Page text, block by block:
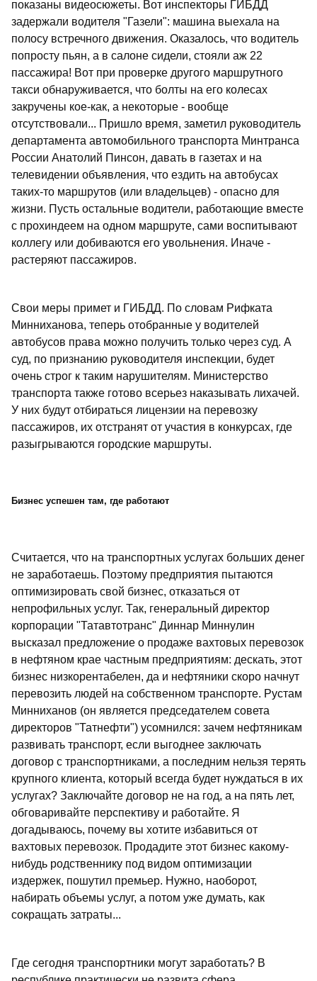
показаны видеосюжеты. Вот инспекторы ГИБДД
задержали водителя "Газели": машина выехала на
полосу встречного движения. Оказалось, что водитель
попросту пьян, а в салоне сидели, стояли аж 22
пассажира! Вот при проверке другого маршрутного
такси обнаруживается, что болты на его колесах
закручены кое-как, а некоторые - вообще
отсутствовали... Пришло время, заметил руководитель
департамента автомобильного транспорта Минтранса
России Анатолий Пинсон, давать в газетах и на
телевидении объявления, что ездить на автобусах
таких-то маршрутов (или владельцев) - опасно для
жизни. Пусть остальные водители, работающие вместе
с прохиндеем на одном маршруте, сами воспитывают
коллегу или добиваются его увольнения. Иначе -
растеряют пассажиров.
Свои меры примет и ГИБДД. По словам Рифката
Минниханова, теперь отобранные у водителей
автобусов права можно получить только через суд. А
суд, по признанию руководителя инспекции, будет
очень строг к таким нарушителям. Министерство
транспорта также готово всерьез наказывать лихачей.
У них будут отбираться лицензии на перевозку
пассажиров, их отстранят от участия в конкурсах, где
разыгрываются городские маршруты.
Бизнес успешен там, где работают
Считается, что на транспортных услугах больших денег
не заработаешь. Поэтому предприятия пытаются
оптимизировать свой бизнес, отказаться от
непрофильных услуг. Так, генеральный директор
корпорации "Татавтотранс" Диннар Миннулин
высказал предложение о продаже вахтовых перевозок
в нефтяном крае частным предприятиям: дескать, этот
бизнес низкорентабелен, да и нефтяники скоро начнут
перевозить людей на собственном транспорте. Рустам
Минниханов (он является председателем совета
директоров "Татнефти") усомнился: зачем нефтяникам
развивать транспорт, если выгоднее заключать
договор с транспортниками, а последним нельзя терять
крупного клиента, который всегда будет нуждаться в их
услугах? Заключайте договор не на год, а на пять лет,
обговаривайте перспективу и работайте. Я
догадываюсь, почему вы хотите избавиться от
вахтовых перевозок. Продадите этот бизнес какому-
нибудь родственнику под видом оптимизации
издержек, пошутил премьер. Нужно, наоборот,
набирать объемы услуг, а потом уже думать, как
сокращать затраты...
Где сегодня транспортники могут заработать? В